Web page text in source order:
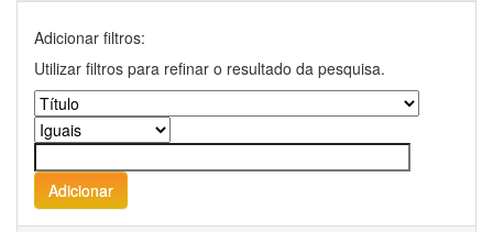
Adicionar filtros:
Utilizar filtros para refinar o resultado da pesquisa.